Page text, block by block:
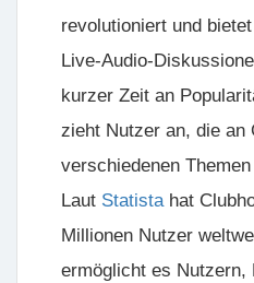
revolutioniert und
Live-Audio-
kurzer Zeit an
zieht Nutzer an, die an
verschiedenen
Laut Statistahat
Millionen Nutzer
ermöglicht es Nutzern,